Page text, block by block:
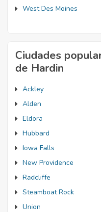
West Des Moines
Ciudades
de Hardin
Ackley
Alden
Eldora
Hubbard
Iowa Falls
New Providence
Radcliffe
Steamboat Rock
Union